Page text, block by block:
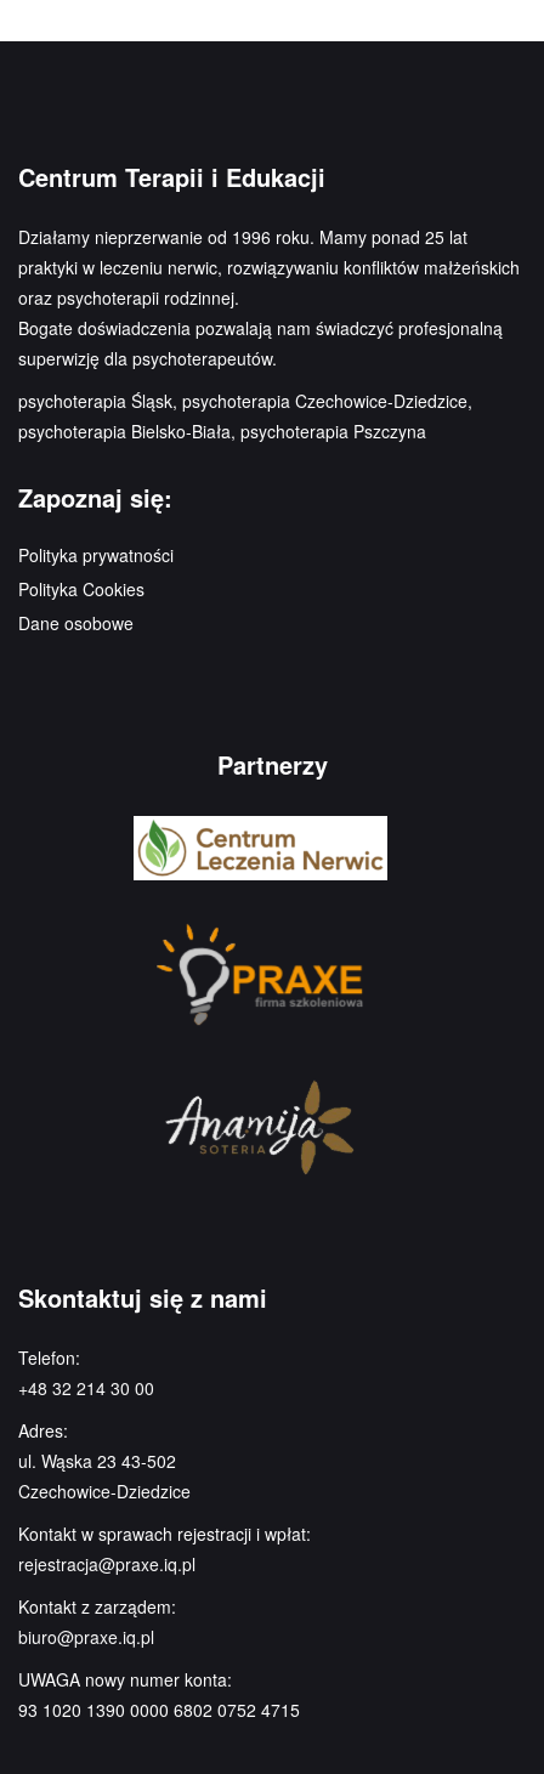
Centrum Terapii i Edukacji
Działamy nieprzerwanie od 1996 roku. Mamy ponad 25 lat
praktyki w leczeniu nerwic, rozwiązywaniu konfliktów małżeńskich
oraz psychoterapii rodzinnej.
Bogate doświadczenia pozwalają nam świadczyć profesjonalną
superwizję dla psychoterapeutów.
psychoterapia Śląsk, psychoterapia Czechowice-Dziedzice,
psychoterapia Bielsko-Biała, psychoterapia Pszczyna
Zapoznaj się:
Polityka prywatności
Polityka Cookies
Dane osobowe
Partnerzy
Skontaktuj się z nami
Telefon:
+48 32 214 30 00
Adres:
ul. Wąska 23 43-502
Czechowice-Dziedzice
Kontakt w sprawach rejestracji i wpłat:
rejestracja@praxe.iq.pl
Kontakt z zarządem:
biuro@praxe.iq.pl
UWAGA nowy numer konta:
93 1020 1390 0000 6802 0752 4715